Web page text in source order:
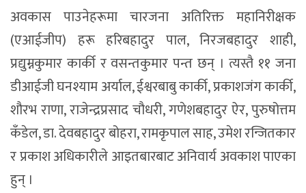
अवकास पाउनेहरूमा चारजना अतिरिक्त महानिरीक्षक
(एआईजीप) हरू हरिबहादुर पाल, निरजबहादुर शाही,
प्रद्युम्नकुमार कार्की र वसन्तकुमार पन्त छन् । त्यस्तै ११ जना
डीआईजी घनश्याम अर्याल, ईश्वरबाबु कार्की, प्रकाशजंग कार्की,
शौरभ राणा, राजेन्द्रप्रसाद चौधरी, गणेशबहादुर ऐर, पुरुषोत्तम
कँडेल, डा. देवबहादुर बोहरा, रामकृपाल साह, उमेश रन्जितकार
र प्रकाश अधिकारीले आइतबारबाट अनिवार्य अवकाश पाएका
हुन् ।